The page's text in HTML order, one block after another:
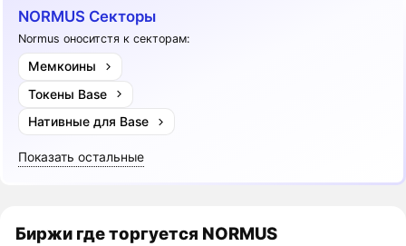
NORMUS Секторы
Normus оноситстя к секторам:
Мемкоины
Токены Base
Нативные для Base
Показать остальные
Биржи где торгуется NORMUS